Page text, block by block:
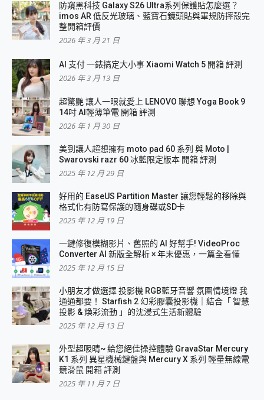
防窺黑科技 Galaxy S26 Ultra系列保護貼怎麼選？
imos AR 低反光玻璃、藍寶石鏡頭貼與軍規防摔殼完
整開箱評價
2026 年 3 月 21 日
AI 支付 一錶搞定大小事 Xiaomi Watch 5 開箱 評測
2026 年 3 月 13 日
超驚艷 讓人一眼就愛上 LENOVO 聯想 Yoga Book 9
14吋 AI輕薄筆電 開箱 評測
2026 年 1 月 30 日
美到讓人超想擁有 moto pad 60 系列 與 Moto |
Swarovski razr 60 冰藍限定版本 開箱 評測
2025 年 12 月 29 日
好用的 EaseUS Partition Master 讓您輕鬆的移除與
格式化有防寫保護的隨身碟或SD卡
2025 年 12 月 19 日
一鍵修復模糊影片、舊照的 AI 好幫手! VideoProc
Converter AI 新版全解析 × 年末優惠，一篇全看懂
2025 年 12 月 15 日
小朋友才做選擇 投影機 RGB藍牙音響 氛圍情境燈 我
通通都要！ Starfish 2 幻彩膠囊投影機｜結合「 智慧
投影 & 煥彩流動 」的沈浸式生活新體驗
2025 年 12 月 13 日
外型超吸晴~ 給您絕佳操控體驗 GravaStar Mercury
K1 系列 異星機械鍵盤與 Mercury X 系列 輕量無線電
競滑鼠 開箱 評測
2025 年 11 月 7 日